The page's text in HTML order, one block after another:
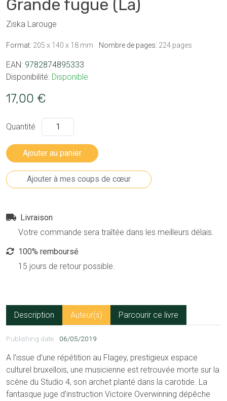
Grande fugue (La)
Ziska Larouge
Format: 205 x 140 x 18 mm Nombre de pages: 224 pages
EAN: 9782874895333
Disponibilité: Disponible
17,00 €
Quantité
Livraison
Votre commande sera traîtée dans les meilleurs délais.
100% remboursé
15 jours de retour possible.
Description Auteur(s) Parcourir ce livre
Publishing date 06/05/2019
A l’issue d’une répétition au Flagey, prestigieux espace
culturel bruxellois, une musicienne est retrouvée morte sur la
scène du Studio 4, son archet planté dans la carotide. La
fantasque juge d’instruction Victoire Overwinning dépêche